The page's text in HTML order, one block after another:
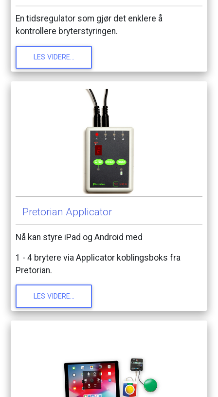
En tidsregulator som gjør det enklere å
kontrollere bryterstyringen.
LES VIDERE...
Pretorian Applicator
Nå kan styre iPad og Android med
1 - 4 brytere via Applicator koblingsboks fra
Pretorian.
LES VIDERE...